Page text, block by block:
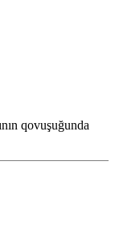
qovuşuğunda